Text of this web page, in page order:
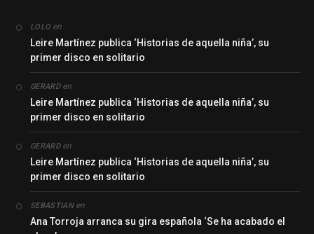
LOLO en
Leire Martínez publica ‘Historias de aquella niña’, su
primer disco en solitario
GERARDen
Leire Martínez publica ‘Historias de aquella niña’, su
primer disco en solitario
GERARDen
Leire Martínez publica ‘Historias de aquella niña’, su
primer disco en solitario
SEBASTIANen
Ana Torroja arranca su gira española ‘Se ha acabado el